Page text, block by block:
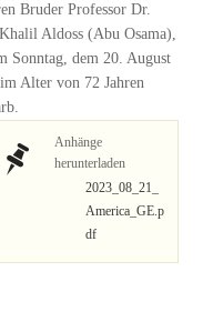
Bruder Professor Dr.
Aldoss (Abu Osama),
Sonntag, dem 20. August
Alter von 72 Jahren
Anhänge
herunterladen
2023_08_21_
America_GE.p
df